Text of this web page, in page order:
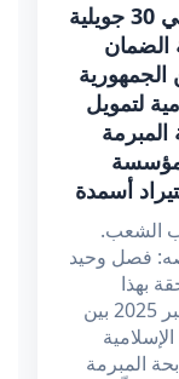
قانون عدد 18 لسنة 2026 مؤرخ في 30 جويلية
الضمان
1 ديسمبر 2025 بين الجمهورية
لتمويل
المبرمة
أسمدة
الشعب.
فصل وحيد
بهذا
القانون والمبرمة بتونس بتاريخ 1 ديسمبر 2025 بين
المبرمة